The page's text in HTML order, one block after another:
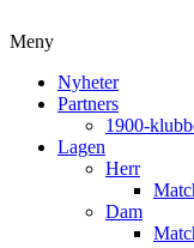
Meny
Nyheter
Partners
1900-
Lagen
Herr
Dam